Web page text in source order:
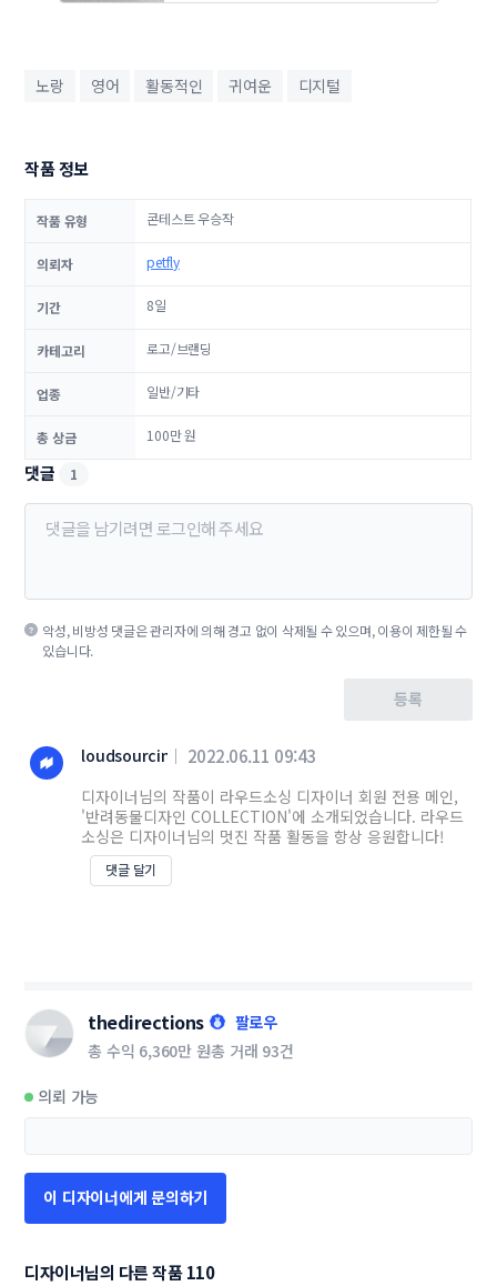
노랑 영어 활동적인 귀여운 디지털
작품 정보
작품 유형 콘테스트 우승작
의뢰자 petfly
기간 8일
카테고리 로고/브랜딩
업종 일반/기타
총 상금 100만 원
댓글 1
악성, 비방성 댓글은 관리자에 의해 경고 없이 삭제될 수 있으며, 이용이 제한될 수
있습니다.
등록
loudsourcing 2022.06.11 09:43
디자이너님의 작품이 라우드소싱 디자이너 회원 전용 메인,
'반려동물디자인 COLLECTION'에 소개되었습니다. 라우드
소싱은 디자이너님의 멋진 작품 활동을 항상 응원합니다!
댓글 달기
thedirections
팔로우
총 수익 6,360만 원총 거래 93건
의뢰 가능
이 디자이너에게 문의하기
디자이너님의 다른 작품 110